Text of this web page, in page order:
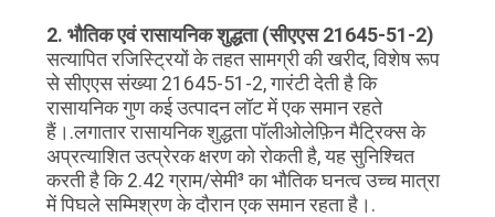
2. भौतिक एवं रासायनिक शुद्धता (सीएएस 21645-51-2)
सत्यापित रजिस्ट्रियों के तहत सामग्री की खरीद, विशेष रूप
से सीएएस संख्या 21645-51-2, गारंटी देती है कि
रासायनिक गुण कई उत्पादन लॉट में एक समान रहते
हैं। .लगातार रासायनिक शुद्धता पॉलीओलेफ़िन मैट्रिक्स के
अप्रत्याशित उत्प्रेरक क्षरण को रोकती है, यह सुनिश्चित
करती है कि 2.42 ग्राम/सेमी³ का भौतिक घनत्व उच्च मात्रा
में पिघले सम्मिश्रण के दौरान एक समान रहता है। .